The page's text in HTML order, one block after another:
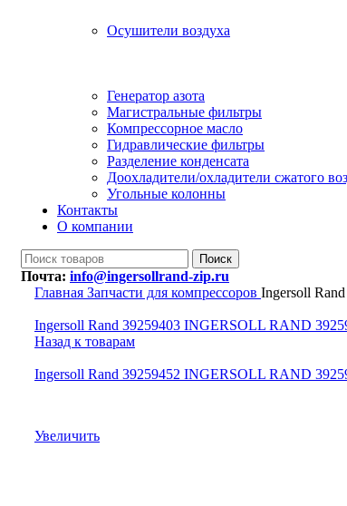
Осушители воздуха
Генератор азота
Магистральные фильтры
Компрессорное масло
Гидравлические фильтры
Разделение конденсата
Доохладители/охладители сжатого
Угольные колонны
Контакты
О компании
Поиск
Почта: info@ingersollrand-zip.ru
Главная Запчасти для компрессоров Ingersoll
Ingersoll Rand 39259403 INGERSOLL RAND
Назад к товарам
Ingersoll Rand 39259452 INGERSOLL RAND
Увеличить